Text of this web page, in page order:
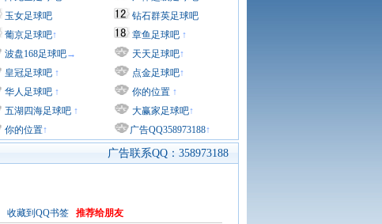
玉女足球吧
葡京足球吧↑
波盘168足球吧→
皇冠足球吧 ↑
华人足球吧 ↑
五湖四海足球吧 ↑
你的位置↑
钻石群英足球吧
章鱼足球吧 ↑
天天足球吧↑
点金足球吧↑
你的位置 ↑
大赢家足球吧↑
广告QQ358973188↑
广告联系QQ：358973188
收藏到QQ书签 推荐给朋友